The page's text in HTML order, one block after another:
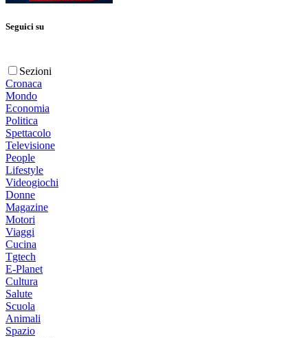
Seguici su
Sezioni
Cronaca
Mondo
Economia
Politica
Spettacolo
Televisione
People
Lifestyle
Videogiochi
Donne
Magazine
Motori
Viaggi
Cucina
Tgtech
E-Planet
Cultura
Salute
Scuola
Animali
Spazio